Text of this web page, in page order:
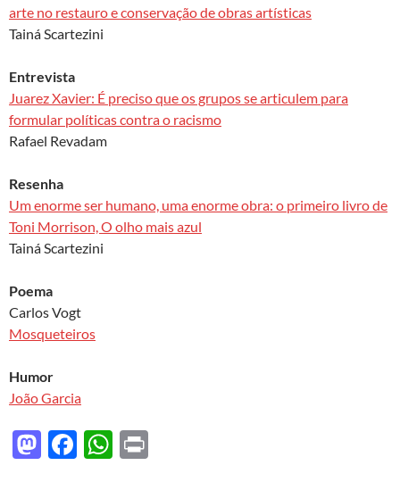
arte no restauro e conservação de obras artísticas
Tainá Scartezini
Entrevista
Juarez Xavier: É preciso que os grupos se articulem para
formular políticas contra o racismo
Rafael Revadam
Resenha
Um enorme ser humano, uma enorme obra: o primeiro livro de
Toni Morrison, O olho mais azul
Tainá Scartezini
Poema
Carlos Vogt
Mosqueteiros
Humor
João Garcia
M F
W